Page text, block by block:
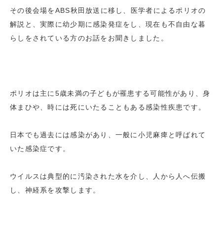
その後会場をABS秋田放送に移し、医学者によるポリオの
解説と、実際に幼少期に感染発症をし、現在も不自由な暮
らしをされている方のお話をお聞きしました。
ポリオは主に5歳未満の子どもが罹患する可能性があり、身
体まひや、時には死にいたることもある感染性疾患です。
日本でも過去には感染があり、一般に小児麻痺と呼ばれて
いた感染症です。
ウイルスは典型的に汚染された水を介し、人から人へ伝搬
し、神経系を攻撃します。